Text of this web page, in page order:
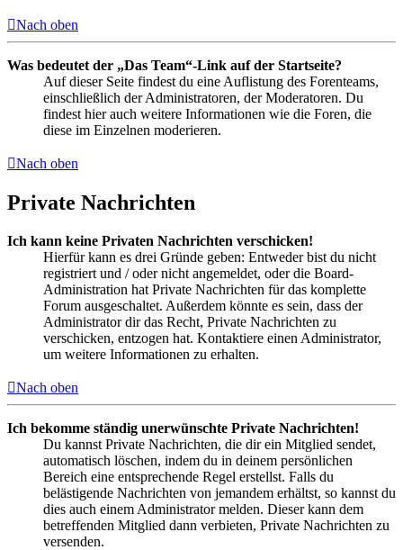
Nach oben
Was bedeutet der „Das Team“-Link auf der Startseite?
Auf dieser Seite findest du eine Auflistung des Forenteams,
einschließlich der Administratoren, der Moderatoren. Du
findest hier auch weitere Informationen wie die Foren, die
diese im Einzelnen moderieren.
Nach oben
Private Nachrichten
Ich kann keine Privaten Nachrichten verschicken!
Hierfür kann es drei Gründe geben: Entweder bist du nicht
registriert und / oder nicht angemeldet, oder die Board-
Administration hat Private Nachrichten für das komplette
Forum ausgeschaltet. Außerdem könnte es sein, dass der
Administrator dir das Recht, Private Nachrichten zu
verschicken, entzogen hat. Kontaktiere einen Administrator,
um weitere Informationen zu erhalten.
Nach oben
Ich bekomme ständig unerwünschte Private Nachrichten!
Du kannst Private Nachrichten, die dir ein Mitglied sendet,
automatisch löschen, indem du in deinem persönlichen
Bereich eine entsprechende Regel erstellst. Falls du
belästigende Nachrichten von jemandem erhältst, so kannst du
dies auch einem Administrator melden. Dieser kann dem
betreffenden Mitglied dann verbieten, Private Nachrichten zu
versenden.